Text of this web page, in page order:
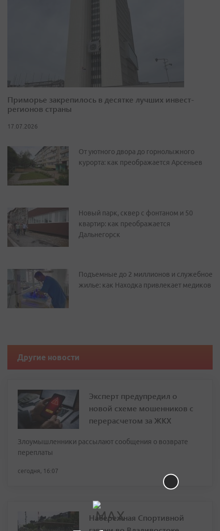
Приморье закрепилось в десятке лучших инвест-
регионов страны
17.07.2026
От уютного двора до горнолыжного
курорта: как преображается Арсеньев
Новый парк, сквер с фонтаном и 50
квартир: как преображается
Дальнегорск
Подъемные до 2 миллионов и служебное
жилье: как Находка привлекает медиков
Другие новости
Эксперт предупредил о
новой схеме мошенников с
перерасчетом за ЖКХ
Злоумышленники рассылают сообщения о возврате
переплаты
сегодня, 16:07
Набережная Спортивной